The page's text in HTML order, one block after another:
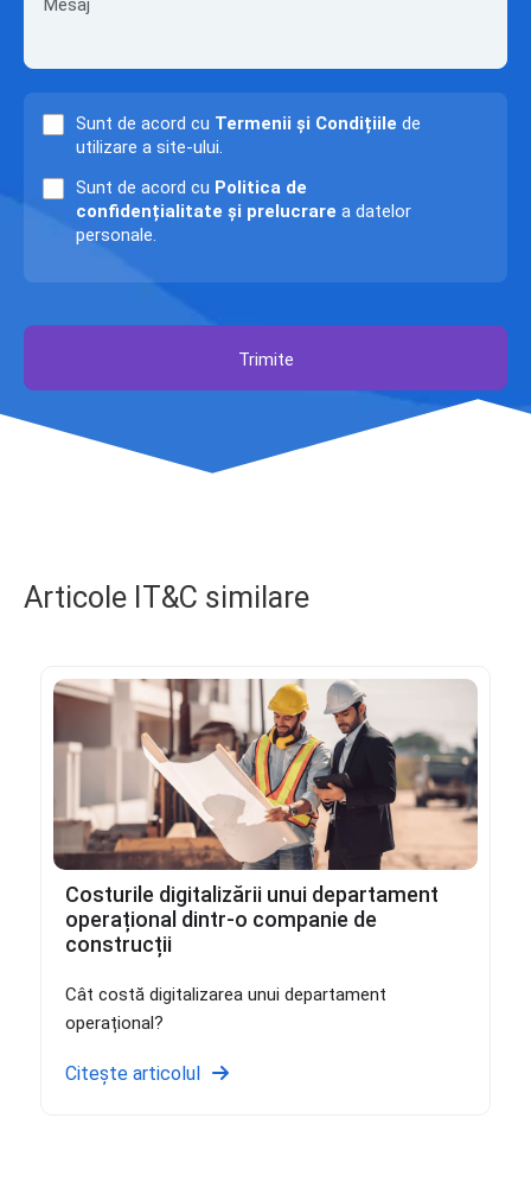
Sunt de acord cu Termenii și Condițiile de
utilizare a site-ului.
Sunt de acord cu Politica de
confidențialitate și prelucrare a datelor
personale.
Trimite
Articole IT&C similare
Costurile digitalizării unui departament
operațional dintr-o companie de
construcții
Cât costă digitalizarea unui departament
operațional?
Citește articolul